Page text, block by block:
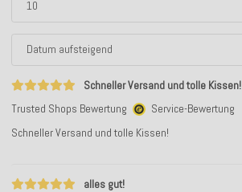
Schneller Versand und tolle Kissen!
Trusted Shops Bewertung
Service-Bewertung
Schneller Versand und tolle Kissen!
alles gut!